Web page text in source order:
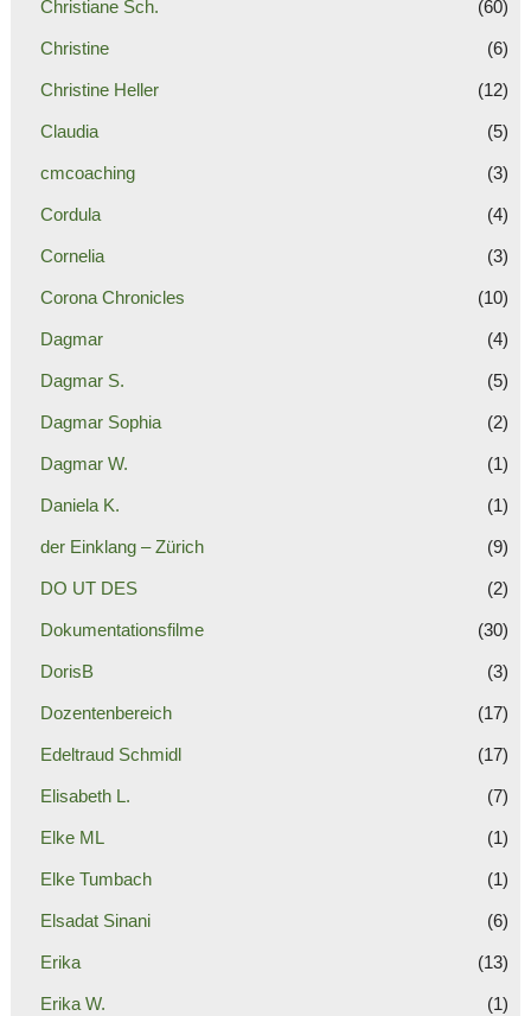
Christiane Sch. (60)
Christine (6)
Christine Heller (12)
Claudia (5)
cmcoaching (3)
Cordula (4)
Cornelia (3)
Corona Chronicles (10)
Dagmar (4)
Dagmar S. (5)
Dagmar Sophia (2)
Dagmar W. (1)
Daniela K. (1)
der Einklang – Zürich (9)
DO UT DES (2)
Dokumentationsfilme (30)
DorisB (3)
Dozentenbereich (17)
Edeltraud Schmidl (17)
Elisabeth L. (7)
Elke ML (1)
Elke Tumbach (1)
Elsadat Sinani (6)
Erika (13)
Erika W. (1)